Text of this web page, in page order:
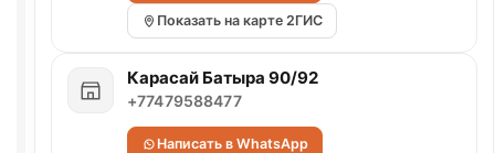
Показать на карте 2ГИС
Карасай Батыра 90/92
+77479588477
Написать в WhatsApp